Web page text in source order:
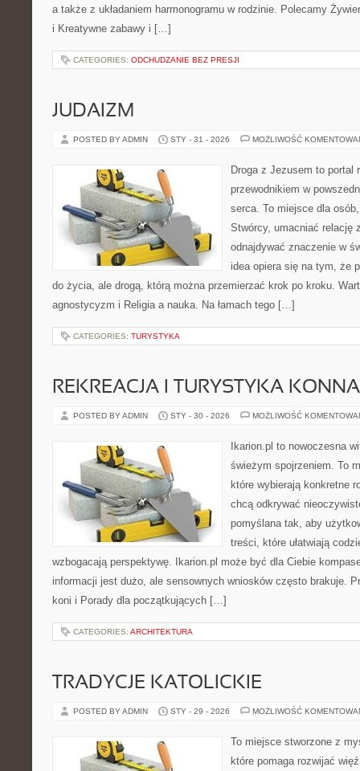
a także z układaniem harmonogramu w rodzinie. Polecamy
i Kreatywne zabawy i […]
CATEGORIES: ODCHUDZANIE BEZ PRESJI
JUDAIZM
POSTED BY ADMIN STY - 31 - 2026 MOŻLIWOŚĆ
Droga z Jezusem to portal
przewodnikiem w
serca. To miejsce dla
Stwórcy, umacniać relację
odnajdywać znaczenie w
idea opiera się na tym, że
do życia, ale drogą, którą można przemierzać krok po kroku.
agnostycyzm i Religia a nauka. Na łamach tego […]
CATEGORIES: TURYSTYKA
REKREACJA I TURYSTYKA KONNA
POSTED BY ADMIN STY - 30 - 2026 MOŻLIWOŚĆ
Ikarion.pl to nowoczesna
świeżym spojrzeniem. To
które wybierają konkretne
chcą odkrywać
pomyślana tak, aby
treści, które ułatwiają
wzbogacają perspektywę. Ikarion.pl może być dla Ciebie
informacji jest dużo, ale sensownych wniosków często brakuje.
koni i Porady dla początkujących […]
CATEGORIES: ARCHITEKTURA
TRADYCJE KATOLICKIE
POSTED BY ADMIN STY - 29 - 2026 MOŻLIWOŚĆ
To miejsce stworzone z
które pomaga rozwijać